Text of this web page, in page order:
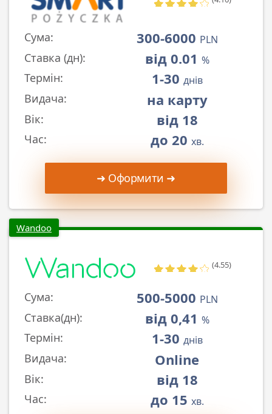
Сума: 300-6000 PLN
Ставка (дн): від 0.01 %
Термін: 1-30 днів
Видача: на карту
Вік: від 18
Час: до 20 хв.
➜ Оформити ➜
Wandoo
(4.55)
Сума: 500-5000 PLN
Ставка(дн): від 0,41 %
Термін: 1-30 днів
Видача: Online
Вік: від 18
Час: до 15 хв.